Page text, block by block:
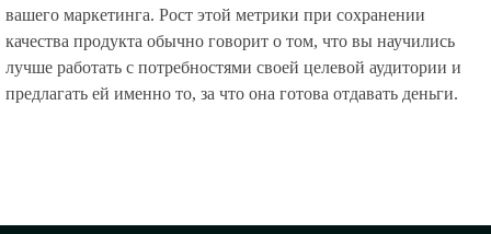
вашего маркетинга. Рост этой метрики при сохранении
качества продукта обычно говорит о том, что вы научились
лучше работать с потребностями своей целевой аудитории и
предлагать ей именно то, за что она готова отдавать деньги.